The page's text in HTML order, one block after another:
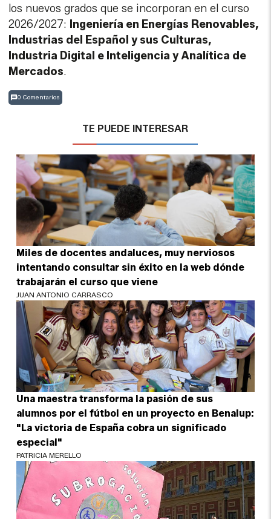
los nuevos grados que se incorporan en el curso
2026/2027: Ingeniería en Energías Renovables,
Industrias del Español y sus Culturas,
Industria Digital e Inteligencia y Analítica de
Mercados.
0 Comentarios
TE PUEDE INTERESAR
Miles de docentes andaluces, muy nerviosos
intentando consultar sin éxito en la web dónde
trabajarán el curso que viene
JUAN ANTONIO CARRASCO
Una maestra transforma la pasión de sus
alumnos por el fútbol en un proyecto en Benalup:
"La victoria de España cobra un significado
especial"
PATRICIA MERELLO